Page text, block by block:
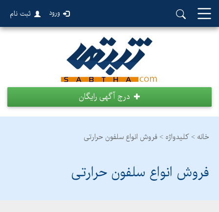
ورود ثبت نام
درج آگهی رایگان
خانه > کلیدواژه > فروش انواع سلفون حرارتی
فروش انواع سلفون حرارتی